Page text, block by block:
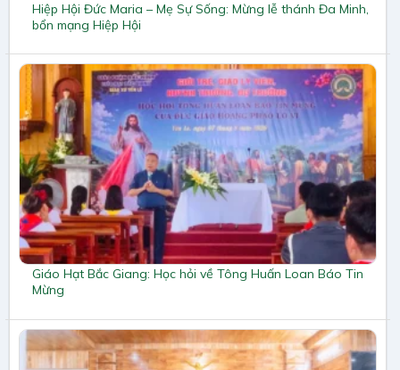
Hiệp Hội Đức Maria – Mẹ Sự Sống: Mừng lễ thánh Đa Minh,
bổn mạng Hiệp Hội
Giáo Hạt Bắc Giang: Học hỏi về Tông Huấn Loan Báo Tin
Mừng